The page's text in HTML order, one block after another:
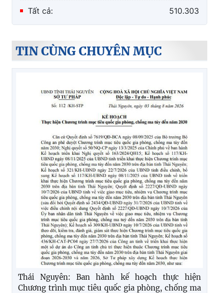
Tất cả: 510.303
TIN CÙNG CHUYÊN MỤC
Thái Nguyên: Ban hành kế hoạch thực hiện
Chương trình mục tiêu quốc gia phòng, chống ma